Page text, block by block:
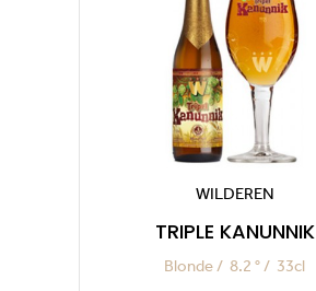
WILDEREN
TRIPLE KANUNNIK
Blonde 8.2 ° 33cl